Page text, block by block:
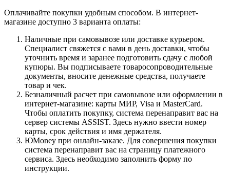
Оплачивайте покупки удобным способом. В интернет-
магазине доступно 3 варианта оплаты:
Наличные при самовывозе или доставке курьером.
Специалист свяжется с вами в день доставки, чтобы
уточнить время и заранее подготовить сдачу с любой
купюры. Вы подписываете товаросопроводительные
документы, вносите денежные средства, получаете
товар и чек.
Безналичный расчет при самовывозе или оформлении в
интернет-магазине: карты МИР, Visa и MasterCard.
Чтобы оплатить покупку, система перенаправит вас на
сервер системы ASSIST. Здесь нужно ввести номер
карты, срок действия и имя держателя.
ЮMoney при онлайн-заказе. Для совершения покупки
система перенаправит вас на страницу платежного
сервиса. Здесь необходимо заполнить форму по
инструкции.